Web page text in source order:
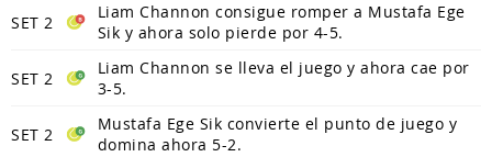
SET 2
Liam Channon consigue romper a Mustafa Ege
Sik y ahora solo pierde por 4-5.
SET 2
Liam Channon se lleva el juego y ahora cae por
3-5.
SET 2
Mustafa Ege Sik convierte el punto de juego y
domina ahora 5-2.